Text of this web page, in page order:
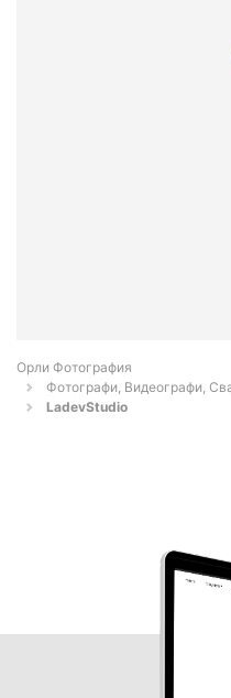
Орли Фотография
Фотографи, Видеографи,
LadevStudio